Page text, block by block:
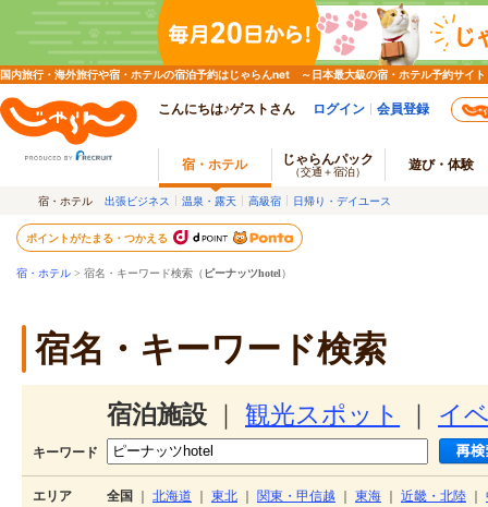
国内旅行・海外旅行や宿・ホテルの宿泊予約はじゃらんnet ～日本最大級の宿・ホテル予約サイト
こんにちは♪ゲストさん ログイン 会員登録
宿・ホテル じゃらんパック
（交通＋宿泊） 遊び・体験
宿・ホテル 出張ビジネス 温泉・露天 高級宿 日帰り・デイユース
ポイントがたまる・つかえる
宿・ホテル > 宿名・キーワード検索（ ピーナッツhotel）
宿名・キーワード検索
宿泊施設 観光スポット イ
キーワード
エリア 全国 北海道 東北 関東・甲信越 東海 近畿・北陸